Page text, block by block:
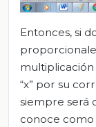
Entonces, si
multiplicación
“x” por su
siempre será
conoce